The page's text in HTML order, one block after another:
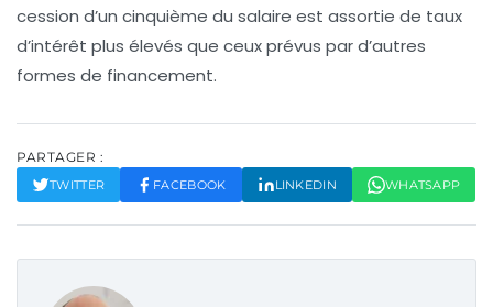
cession d’un cinquième du salaire est assortie de taux
d’intérêt plus élevés que ceux prévus par d’autres
formes de financement.
PARTAGER :
TWITTER FACEBOOK LINKEDIN WHATSAPP